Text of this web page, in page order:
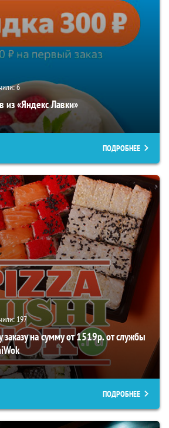
6
из «Яндекс Лавки»
ПОДРОБНЕЕ
197
на сумму от 1519р. от службы
ПОДРОБНЕЕ